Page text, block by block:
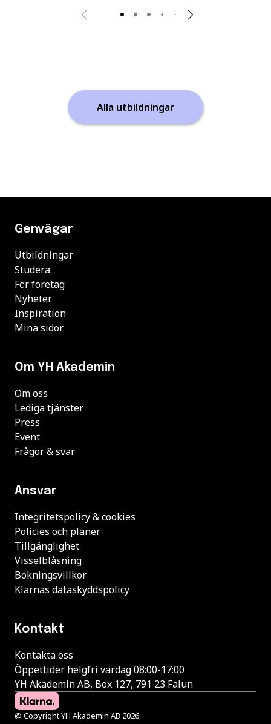
Alla utbildningar
Genvägar
Utbildningar
Studera
För företag
Nyheter
Inspiration
Mina sidor
Om YH Akademin
Om oss
Lediga tjänster
Press
Event
Frågor & svar
Ansvar
Integritetspolicy & cookies
Policies och planer
Tillgänglighet
Visselblåsning
Bokningsvillkor
Klarnas dataskyddspolicy
Kontakt
Kontakta oss
Öppettider helgfri vardag 08:00-17:00
YH Akademin AB, Box 127, 791 23 Falun
@ Copyright YH Akademin AB 2026